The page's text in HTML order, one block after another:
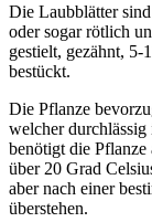
Die Laubblätter
oder sogar rötlich
gestielt, gezähnt, 5-
bestückt.
Die Pflanze
welcher
benötigt die Pflanze
über 20 Grad
aber nach einer
überstehen.